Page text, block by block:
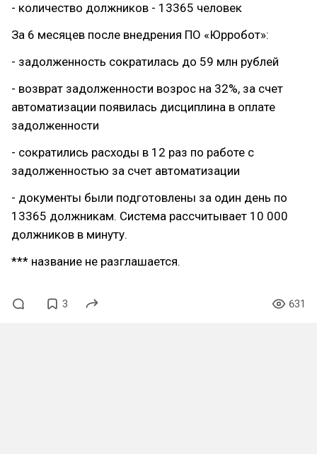
- количество должников - 13365 человек
За 6 месяцев после внедрения ПО «Юрробот»:
- задолженность сократилась до 59 млн рублей
- возврат задолженности возрос на 32%, за счет
автоматизации появилась дисциплина в оплате
задолженности
- сократились расходы в 12 раз по работе с
задолженностью за счет автоматизации
- документы были подготовлены за один день по
13365 должникам. Система рассчитывает 10 000
должников в минуту.
*** название не разглашается.
3 631